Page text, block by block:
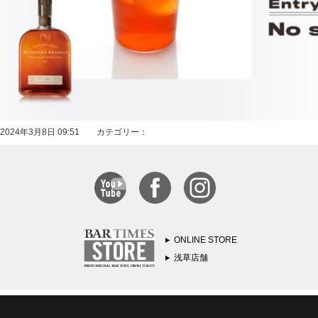
2024年3月8日 09:51 カテゴリー：
ONLINE STORE
浅草店舗